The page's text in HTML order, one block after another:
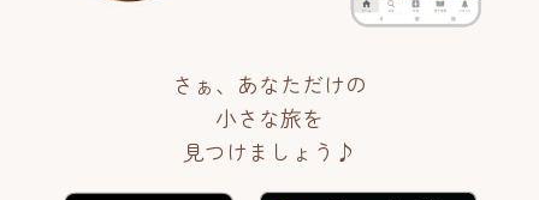
さぁ、あなただけの
小さな旅を
見つけましょう♪